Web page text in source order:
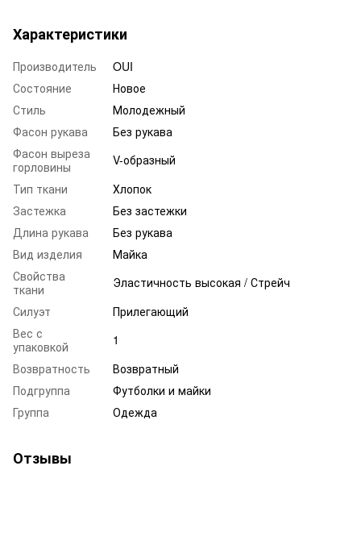
Характеристики
Производитель
OUI
Состояние
Новое
Стиль
Молодежный
Фасон рукава
Без рукава
Фасон выреза
горловины
V-образный
Тип ткани
Хлопок
Застежка
Без застежки
Длина рукава
Без рукава
Вид изделия
Майка
Свойства
ткани
Эластичность высокая / Стрейч
Силуэт
Прилегающий
Вес с
упаковкой
1
Возвратность
Возвратный
Подгруппа
Футболки и майки
Группа
Одежда
Отзывы